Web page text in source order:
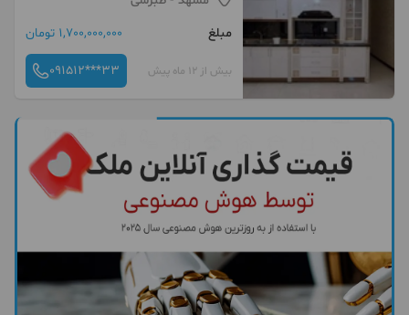
مبلغ
1,700,000,000 تومان
بیش از 12 ماه پیش 091512***33